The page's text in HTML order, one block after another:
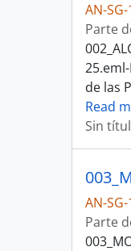
AN-
Parte
de las
Read
Sin
AN-
Parte